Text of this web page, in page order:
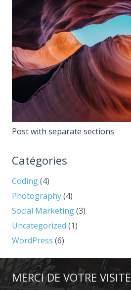
Post with separate sections
Catégories
Coding(4)
Photography(4)
Social Marketing(3)
Uncategorized (1)
WordPress (6)
MERCI DE VOTRE VISITE